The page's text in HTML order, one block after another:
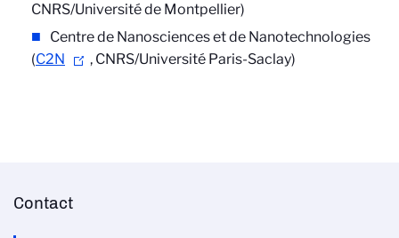
CNRS/Université de Montpellier)
Centre de Nanosciences et de Nanotechnologies
(C2N , CNRS/Université Paris-Saclay)
Contact